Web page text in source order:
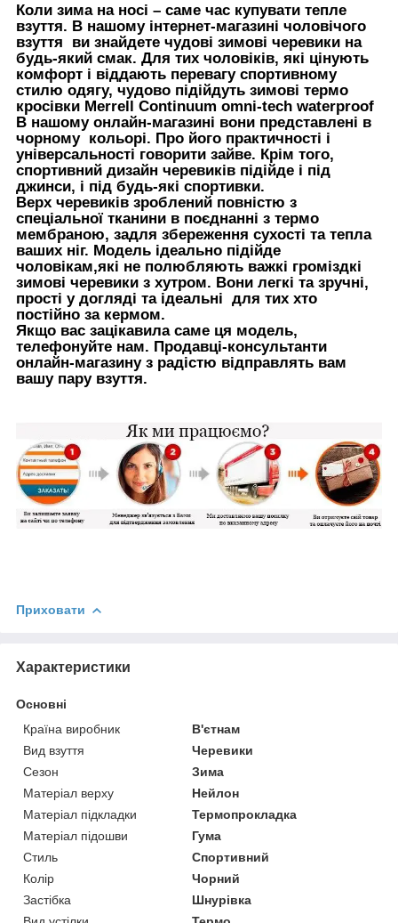
Коли зима на носі – саме час купувати тепле
взуття. В нашому інтернет-магазині чоловічого
взуття ви знайдете чудові зимові черевики на
будь-який смак. Для тих чоловіків, які цінують
комфорт і віддають перевагу спортивному
стилю одягу, чудово підійдуть зимові термо
кросівки Merrell Continuum omni-tech waterproof
В нашому онлайн-магазині вони представлені в
чорному кольорі. Про його практичності і
універсальності говорити зайве. Крім того,
спортивний дизайн черевиків підійде і під
джинси, і під будь-які спортивки.
Верх черевиків зроблений повністю з
спеціальної тканини в поєднанні з термо
мембраною, задля збереження сухості та тепла
ваших ніг. Модель ідеально підійде
чоловікам,які не полюбляють важкі громіздкі
зимові черевики з хутром. Вони легкі та зручні,
прості у догляді та ідеальні для тих хто
постійно за кермом.
Якщо вас зацікавила саме ця модель,
телефонуйте нам. Продавці-консультанти
онлайн-магазину з радістю відправлять вам
вашу пару взуття.
Приховати
Характеристики
Основні
Країна виробник
В'єтнам
Вид взуття
Черевики
Сезон
Зима
Матеріал верху
Нейлон
Матеріал підкладки
Термопрокладка
Матеріал підошви
Гума
Стиль
Спортивний
Колір
Чорний
Застібка
Шнурівка